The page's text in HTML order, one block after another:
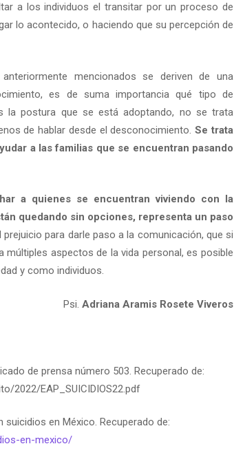
a los individuos el transitar por un proceso de
lo acontecido, o haciendo que su percepción de
mencionados se deriven de una
es de suma importancia qué tipo de
la postura que se está adoptando, no se trata
de hablar desde el desconocimiento.Se trata
a las familias que se encuentran pasando
a quienes se encuentran viviendo con la
quedando sin opciones, representa un paso
para darle paso a la comunicación, que si
aspectos de la vida personal, es posible
y como individuos.
Psi. Adriana Aramis Rosete Viveros
de prensa número 503. Recuperado de:
2022/EAP_SUICIDIOS22.pdf
en México. Recuperado de:
en-mexico/